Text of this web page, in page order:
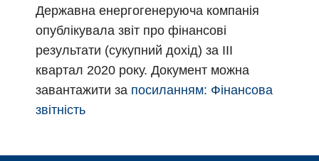
Державна енергогенеруюча компанія
опублікувала звіт про фінансові
результати (сукупний дохід) за ІІІ
квартал 2020 року. Документ можна
завантажити за посиланням: Фінансова
звітність